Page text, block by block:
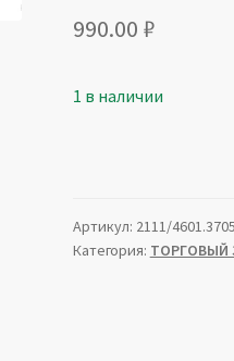
990.00 ₽
1 в наличии
Артикул: 2111/
Категория: ТОРГОВЫЙ